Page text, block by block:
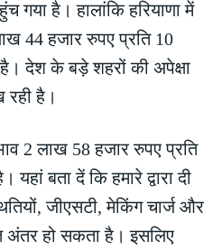
गया है। हालांकि हरियाणा में
44 हजार रुपए प्रति 10
देश के बड़े शहरों की अपेक्षा
रही है।
2 लाख 58 हजार रुपए प्रति
बता दें कि हमारे द्वारा दी
जीएसटी, मेकिंग चार्ज और
अंतर हो सकता है। इसलिए